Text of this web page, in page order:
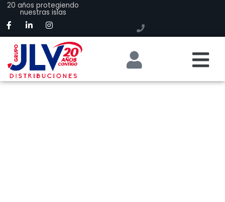
20 años protegiendo
nuestras islas